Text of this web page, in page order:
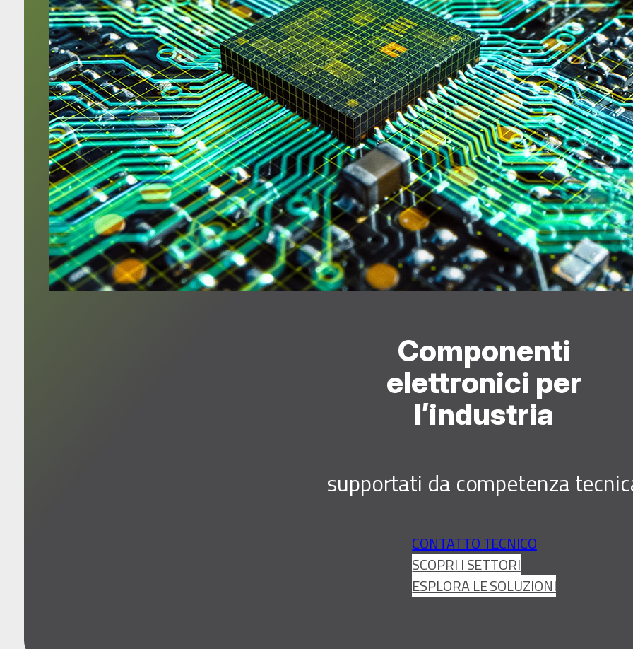
Componenti
elettronici per
l’industria
supportati da competenza
CONTATTO TECNICO
SCOPRI I SETTORI
ESPLORA LE SOLUZIONI